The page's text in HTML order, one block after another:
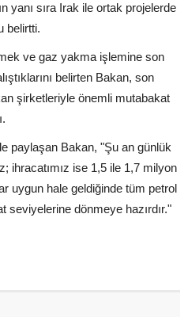
yanı sıra Irak ile ortak projelerde
belirtti.
ve gaz yakma işlemine son
belirten Bakan, son
şirketleriyle önemli mutabakat
paylaşan Bakan, "Şu an günlük
ihracatımız ise 1,5 ile 1,7 milyon
uygun hale geldiğinde tüm petrol
seviyelerine dönmeye hazırdır."